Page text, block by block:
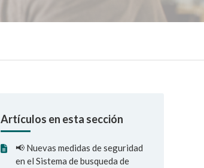
Artículos en esta sección
📢 Nuevas medidas de seguridad
en el Sistema de busqueda de